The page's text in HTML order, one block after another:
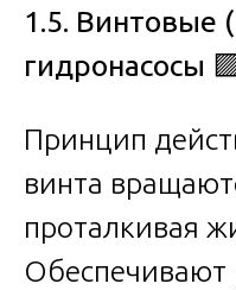
1.5. Винтовые
гидронасосы 🟪
Принцип
винта
проталкивая